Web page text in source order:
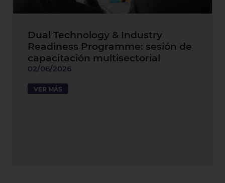
Dual Technology & Industry
Readiness Programme: sesión de
capacitación multisectorial
02/06/2026
VER MÁS